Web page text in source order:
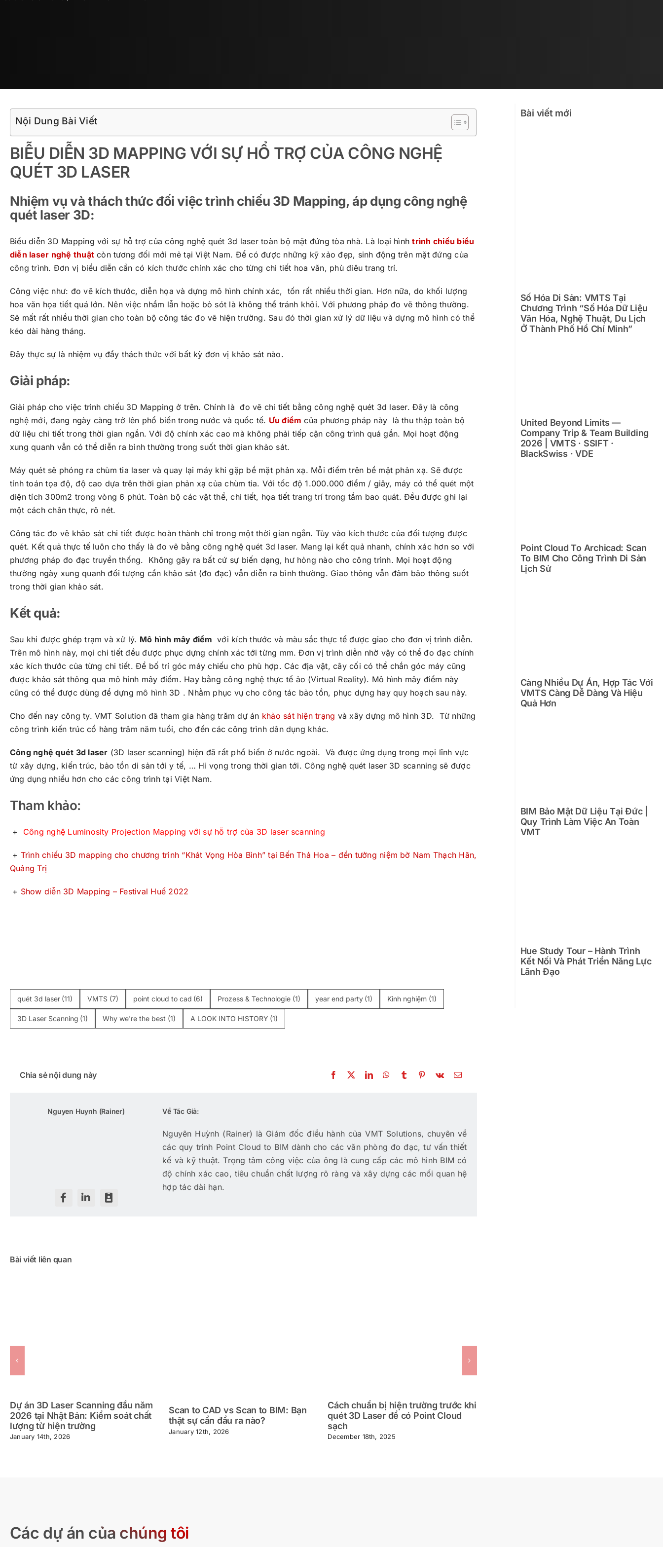
Nội Dung Bài Viết
BIỄU DIỄN 3D MAPPING VỚI SỰ HỔ TRỢ CỦA CÔNG NGHỆ
QUÉT 3D LASER
Nhiệm vụ và thách thức đối việc trình chiếu 3D Mapping, áp dụng công nghệ
quét laser 3D:
Biểu diễn 3D Mapping với sự hỗ trợ của công nghệ quét 3d laser toàn bộ mặt đứng tòa nhà. Là loại hình trình chiếu biểu
diễn laser nghệ thuật còn tương đối mới mẻ tại Việt Nam. Để có được những kỹ xảo đẹp, sinh động trên mặt đứng của
công trình. Đơn vị biểu diễn cần có kích thước chính xác cho từng chi tiết hoa văn, phù điêu trang trí.
Công việc như: đo vẽ kích thước, diễn họa và dựng mô hình chính xác, tốn rất nhiều thời gian. Hơn nữa, do khối lượng
hoa văn họa tiết quá lớn. Nên việc nhầm lẫn hoặc bỏ sót là không thể tránh khỏi. Với phương pháp đo vẽ thông thường.
Sẽ mất rất nhiều thời gian cho toàn bộ công tác đo vẽ hiện trường. Sau đó thời gian xử lý dữ liệu và dựng mô hình có thể
kéo dài hàng tháng.
Đây thực sự là nhiệm vụ đầy thách thức với bất kỳ đơn vị khảo sát nào.
Giải pháp:
Giải pháp cho việc trình chiếu 3D Mapping ở trên. Chính là đo vẽ chi tiết bằng công nghệ quét 3d laser. Đây là công
nghệ mới, đang ngày càng trở lên phổ biến trong nước và quốc tế. Ưu điểm của phương pháp này là thu thập toàn bộ
dữ liệu chi tiết trong thời gian ngắn. Với độ chính xác cao mà không phải tiếp cận công trình quá gần. Mọi hoạt động
xung quanh vẫn có thể diễn ra bình thường trong suốt thời gian khảo sát.
Máy quét sẽ phóng ra chùm tia laser và quay lại máy khi gặp bề mặt phản xạ. Mỗi điểm trên bề mặt phản xạ. Sẽ được
tính toán tọa độ, độ cao dựa trên thời gian phản xạ của chùm tia. Với tốc độ 1.000.000 điểm / giây, máy có thể quét một
diện tích 300m2 trong vòng 6 phút. Toàn bộ các vật thể, chi tiết, họa tiết trang trí trong tầm bao quát. Đều được ghi lại
một cách chân thực, rõ nét.
Công tác đo vẽ khảo sát chi tiết được hoàn thành chỉ trong một thời gian ngắn. Tùy vào kích thước của đối tượng được
quét. Kết quả thực tế luôn cho thấy là đo vẽ bằng công nghệ quét 3d laser. Mang lại kết quả nhanh, chính xác hơn so với
phương pháp đo đạc truyền thống. Không gây ra bất cứ sự biến dạng, hư hỏng nào cho công trình. Mọi hoạt động
thường ngày xung quanh đối tượng cần khảo sát (đo đạc) vẫn diễn ra bình thường. Giao thông vẫn đảm bảo thông suốt
trong thời gian khảo sát.
Kết quả:
Sau khi được ghép trạm và xử lý. Mô hình mây điểm với kích thước và màu sắc thực tế được giao cho đơn vị trình diễn.
Trên mô hình này, mọi chi tiết đều được phục dựng chính xác tới từng mm. Đơn vị trình diễn nhờ vậy có thể đo đạc chính
xác kích thước của từng chi tiết. Để bố trí góc máy chiếu cho phù hợp. Các địa vật, cây cối có thể chắn góc máy cũng
được khảo sát thông qua mô hình mây điểm. Hay bằng công nghệ thực tế ảo (Virtual Reality). Mô hình mây điểm này
cũng có thể được dùng để dựng mô hình 3D . Nhằm phục vụ cho công tác bảo tồn, phục dựng hay quy hoạch sau này.
Cho đến nay công ty. VMT Solution đã tham gia hàng trăm dự án khảo sát hiện trạng và xây dựng mô hình 3D. Từ những
công trình kiến trúc cổ hàng trăm năm tuổi, cho đến các công trình dân dụng khác.
Công nghệ quét 3d laser (3D laser scanning) hiện đã rất phổ biến ở nước ngoài. Và được ứng dụng trong mọi lĩnh vực
từ xây dựng, kiến trúc, bảo tồn di sản tới y tế, … Hi vọng trong thời gian tới. Công nghệ quét laser 3D scanning sẽ được
ứng dụng nhiều hơn cho các công trình tại Việt Nam.
Tham khảo:
+ Công nghệ Luminosity Projection Mapping với sự hỗ trợ của 3D laser scanning
+ Trình chiếu 3D mapping cho chương trình “Khát Vọng Hòa Bình” tại Bến Thả Hoa – đền tưởng niệm bờ Nam Thạch Hãn,
Quảng Trị
+ Show diễn 3D Mapping – Festival Huế 2022
quét 3d laser (11) VMTS (7) point cloud to cad (6) Prozess & Technologie (1) year end party (1) Kinh nghiệm (1)
3D Laser Scanning (1) Why we're the best (1) A LOOK INTO HISTORY (1)
Chia sẻ nội dung này
Nguyen Huynh (Rainer) Về Tác Giả:
Nguyên Huỳnh (Rainer) là Giám đốc điều hành của VMT Solutions, chuyên về
các quy trình Point Cloud to BIM dành cho các văn phòng đo đạc, tư vấn thiết
kế và kỹ thuật. Trọng tâm công việc của ông là cung cấp các mô hình BIM có
độ chính xác cao, tiêu chuẩn chất lượng rõ ràng và xây dựng các mối quan hệ
hợp tác dài hạn.
Bài viết liên quan
Dự án 3D Laser Scanning đầu năm
2026 tại Nhật Bản: Kiểm soát chất
lượng từ hiện trường
January 14th, 2026
Scan to CAD vs Scan to BIM: Bạn
thật sự cần đầu ra nào?
January 12th, 2026
Cách chuẩn bị hiện trường trước khi
quét 3D Laser để có Point Cloud
sạch
December 18th, 2025
Bài viết mới
Số Hóa Di Sản: VMTS Tại
Chương Trình “Số Hóa Dữ Liệu
Văn Hóa, Nghệ Thuật, Du Lịch
Ở Thành Phố Hồ Chí Minh”
United Beyond Limits —
Company Trip & Team Building
2026 | VMTS · SSIFT ·
BlackSwiss · VDE
Point Cloud To Archicad: Scan
To BIM Cho Công Trình Di Sản
Lịch Sử
Càng Nhiều Dự Án, Hợp Tác Với
VMTS Càng Dễ Dàng Và Hiệu
Quả Hơn
BIM Bảo Mật Dữ Liệu Tại Đức |
Quy Trình Làm Việc An Toàn
VMT
Hue Study Tour – Hành Trình
Kết Nối Và Phát Triển Năng Lực
Lãnh Đạo
Các dự án của chúng tôi